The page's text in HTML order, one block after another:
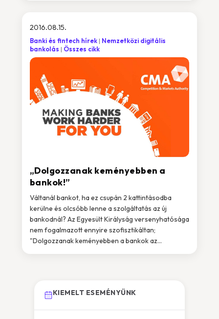
„Dolgozzanak keményebben a
bankok!”
2016.08.15.
Banki és fintech hírek
Nemzetközi digitális
bankolás
Összes cikk
Váltanál bankot, ha ez csupán 2 kattintásodba
kerülne és olcsóbb lenne a szolgáltatás az új
bankodnál? Az Egyesült Királyság versenyhatósága
nem fogalmazott ennyire szofisztikáltan;
"Dolgozzanak keményebben a bankok az...
KIEMELT ESEMÉNYÜNK